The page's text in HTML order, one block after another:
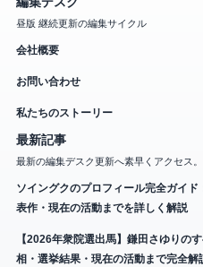
昼版 継続更新の編集サイクル
会社概要
お問い合わせ
私たちのストーリー
最新記事
最新の編集デスク更新へ素早くアクセス。
ソイングクのプロフィール完全ガイ
表作・現在の活動までを詳しく解説
【2026年衆院選出馬】鎌田さゆりの
相・選挙結果・現在の活動まで完全解